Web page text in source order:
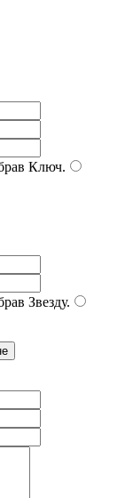
Ключ.
Звезду.